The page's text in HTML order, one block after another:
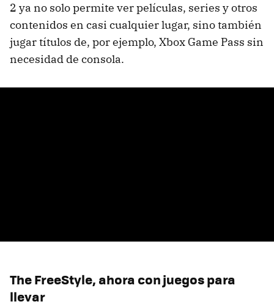
2 ya no solo permite ver películas, series y otros
contenidos en casi cualquier lugar, sino también
jugar títulos de, por ejemplo, Xbox Game Pass sin
necesidad de consola.
The FreeStyle, ahora con juegos para
llevar